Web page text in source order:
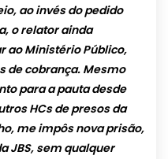
ao invés do pedido
o relator ainda
ao Ministério Público,
de cobrança. Mesmo
para a pauta desde
HCs de presos da
me impôs nova prisão,
JBS, sem qualquer